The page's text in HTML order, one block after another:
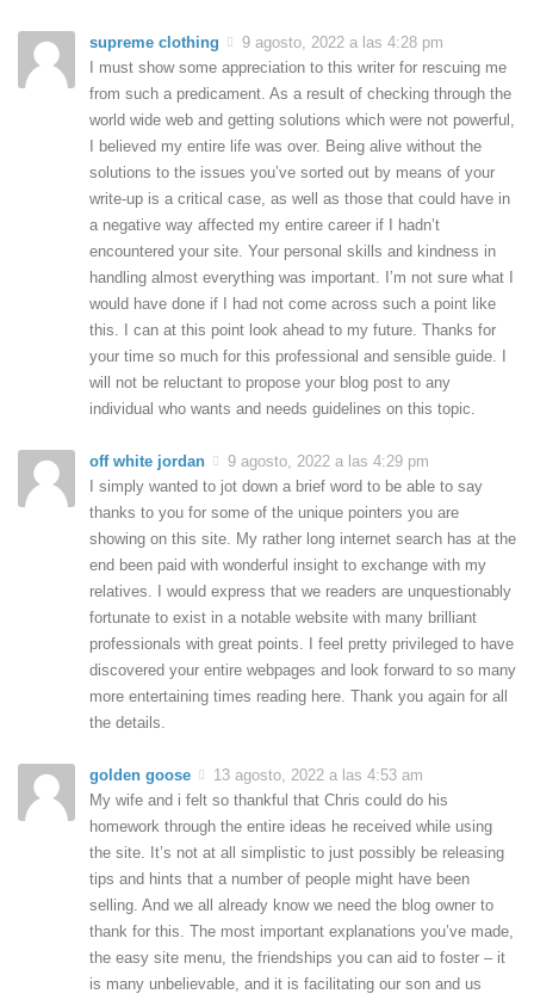
supreme clothing
9 agosto, 2022 a las 4:28 pm
I must show some appreciation to this writer for rescuing me
from such a predicament. As a result of checking through the
world wide web and getting solutions which were not powerful,
I believed my entire life was over. Being alive without the
solutions to the issues you’ve sorted out by means of your
write-up is a critical case, as well as those that could have in
a negative way affected my entire career if I hadn’t
encountered your site. Your personal skills and kindness in
handling almost everything was important. I’m not sure what I
would have done if I had not come across such a point like
this. I can at this point look ahead to my future. Thanks for
your time so much for this professional and sensible guide. I
will not be reluctant to propose your blog post to any
individual who wants and needs guidelines on this topic.
off white jordan
9 agosto, 2022 a las 4:29 pm
I simply wanted to jot down a brief word to be able to say
thanks to you for some of the unique pointers you are
showing on this site. My rather long internet search has at the
end been paid with wonderful insight to exchange with my
relatives. I would express that we readers are unquestionably
fortunate to exist in a notable website with many brilliant
professionals with great points. I feel pretty privileged to have
discovered your entire webpages and look forward to so many
more entertaining times reading here. Thank you again for all
the details.
golden goose
13 agosto, 2022 a las 4:53 am
My wife and i felt so thankful that Chris could do his
homework through the entire ideas he received while using
the site. It’s not at all simplistic to just possibly be releasing
tips and hints that a number of people might have been
selling. And we all already know we need the blog owner to
thank for this. The most important explanations you’ve made,
the easy site menu, the friendships you can aid to foster – it
is many unbelievable, and it is facilitating our son and us